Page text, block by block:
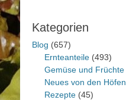
Kategorien
Blog (657)
Ernteanteile (493)
Gemüse und Früchte
Neues von den Höfen
Rezepte (45)